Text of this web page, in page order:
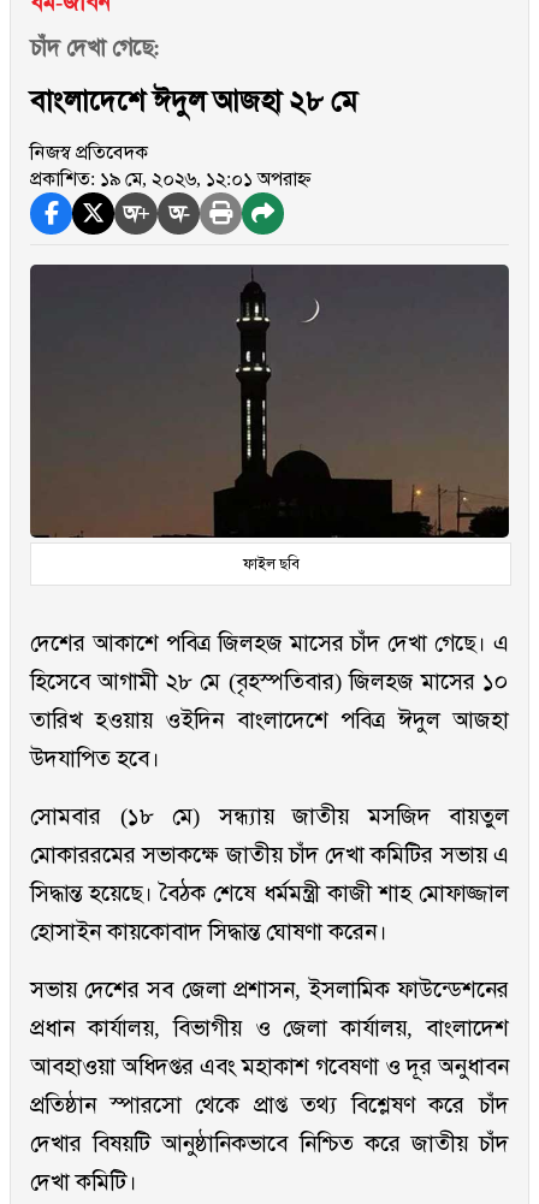
চাঁদ দেখা গেছে:
বাংলাদেশে ঈদুল আজহা ২৮ মে
নিজস্ব প্রতিবেদক
প্রকাশিত: ১৯ মে, ২০২৬, ১২:০১ অপরাহ্ন
অ+ অ-
ফাইল ছবি
দেশের আকাশে পবিত্র জিলহজ মাসের চাঁদ দেখা গেছে। এ
হিসেবে আগামী ২৮ মে (বৃহস্পতিবার) জিলহজ মাসের ১০
তারিখ হওয়ায় ওইদিন বাংলাদেশে পবিত্র ঈদুল আজহা
উদযাপিত হবে।
সোমবার (১৮ মে) সন্ধ্যায় জাতীয় মসজিদ বায়তুল
মোকাররমের সভাকক্ষে জাতীয় চাঁদ দেখা কমিটির সভায় এ
সিদ্ধান্ত হয়েছে। বৈঠক শেষে ধর্মমন্ত্রী কাজী শাহ মোফাজ্জাল
হোসাইন কায়কোবাদ সিদ্ধান্ত ঘোষণা করেন।
সভায় দেশের সব জেলা প্রশাসন, ইসলামিক ফাউন্ডেশনের
প্রধান কার্যালয়, বিভাগীয় ও জেলা কার্যালয়, বাংলাদেশ
আবহাওয়া অধিদপ্তর এবং মহাকাশ গবেষণা ও দূর অনুধাবন
প্রতিষ্ঠান স্পারসো থেকে প্রাপ্ত তথ্য বিশ্লেষণ করে চাঁদ
দেখার বিষয়টি আনুষ্ঠানিকভাবে নিশ্চিত করে জাতীয় চাঁদ
দেখা কমিটি।